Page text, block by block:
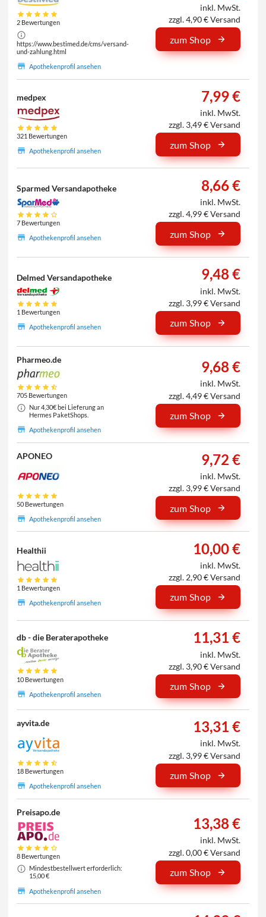
2 Bewertungen
https://www.bestimed.de/cms/versand-
und-zahlung.html
Apothekenprofil ansehen
inkl. MwSt.
zzgl. 4,90 € Versand
zum Shop
medpex
321 Bewertungen
Apothekenprofil ansehen
7,99 €
inkl. MwSt.
zzgl. 3,49 € Versand
zum Shop
Sparmed Versandapotheke
7 Bewertungen
Apothekenprofil ansehen
8,66 €
inkl. MwSt.
zzgl. 4,99 € Versand
zum Shop
Delmed Versandapotheke
1 Bewertungen
Apothekenprofil ansehen
9,48 €
inkl. MwSt.
zzgl. 3,99 € Versand
zum Shop
Pharmeo.de
705 Bewertungen
Nur 4,30€ bei Lieferung an
Hermes PaketShops.
Apothekenprofil ansehen
9,68 €
inkl. MwSt.
zzgl. 4,49 € Versand
zum Shop
APONEO
50 Bewertungen
Apothekenprofil ansehen
9,72 €
inkl. MwSt.
zzgl. 3,99 € Versand
zum Shop
Healthii
1 Bewertungen
Apothekenprofil ansehen
10,00 €
inkl. MwSt.
zzgl. 2,90 € Versand
zum Shop
db - die Beraterapotheke
10 Bewertungen
Apothekenprofil ansehen
11,31 €
inkl. MwSt.
zzgl. 3,90 € Versand
zum Shop
ayvita.de
18 Bewertungen
Apothekenprofil ansehen
13,31 €
inkl. MwSt.
zzgl. 3,99 € Versand
zum Shop
Preisapo.de
8 Bewertungen
Mindestbestellwert erforderlich:
15,00 €
Apothekenprofil ansehen
13,38 €
inkl. MwSt.
zzgl. 0,00 € Versand
zum Shop